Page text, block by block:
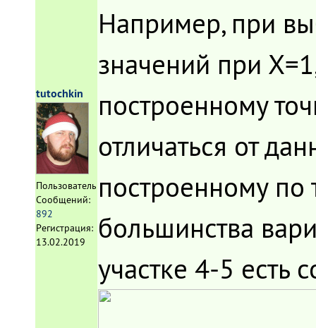
tutochkin
Пользователь
Сообщений:
892
Регистрация:
13.02.2019
Например, при
значений при
построенному
отличаться от
построенному по
большинства
участке 4-5 есть